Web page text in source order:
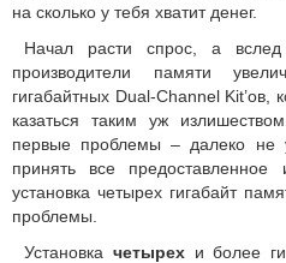
на сколько у тебя хватит денег.
Начал расти спрос, а
производители памяти
гигабайтных Dual-Channel Kit’ов,
казаться таким уж
первые проблемы – далеко не
принять все
установка четырех гигабайт
проблемы.
Установка четырехи более